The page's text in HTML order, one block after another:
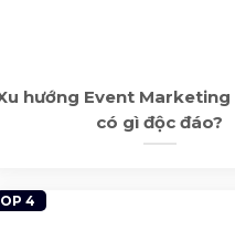
hướng Event Marketing
có gì độc đáo?